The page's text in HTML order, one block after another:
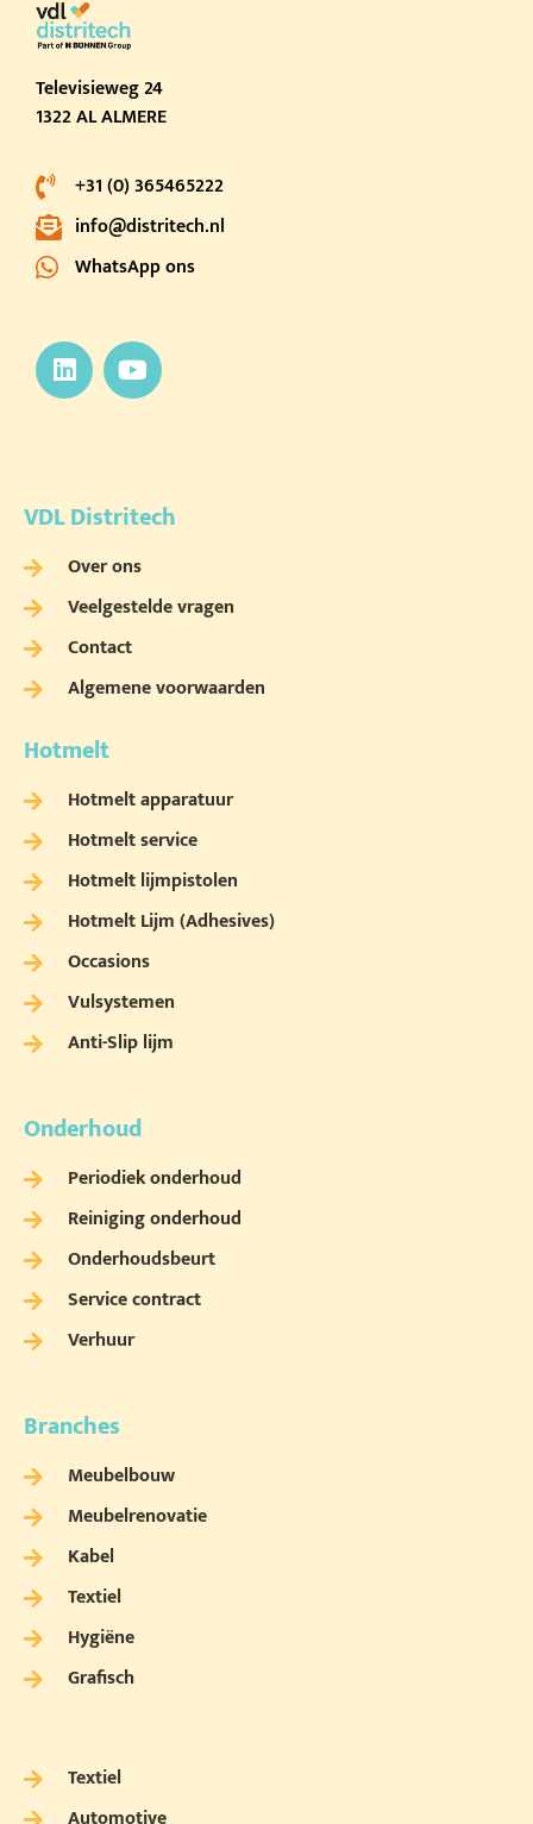
Televisieweg 24
1322 AL ALMERE
+31 (0) 365465222
info@distritech.nl
WhatsApp ons
VDL Distritech
Over ons
Veelgestelde vragen
Contact
Algemene voorwaarden
Hotmelt
Hotmelt apparatuur
Hotmelt service
Hotmelt lijmpistolen
Hotmelt Lijm (Adhesives)
Occasions
Vulsystemen
Anti-Slip lijm
Onderhoud
Periodiek onderhoud
Reiniging onderhoud
Onderhoudsbeurt
Service contract
Verhuur
Branches
Meubelbouw
Meubelrenovatie
Kabel
Textiel
Hygiëne
Grafisch
Textiel